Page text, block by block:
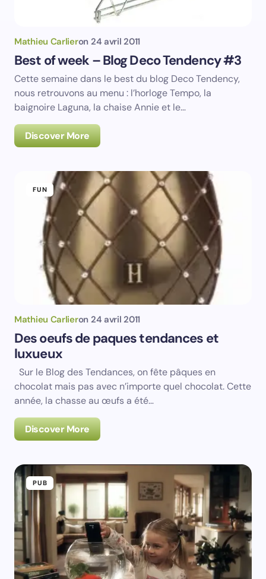
Mathieu Carlieron 24 avril 2011
Best of week – Blog Deco Tendency #3
Cette semaine dans le best du blog Deco Tendency,
nous retrouvons au menu : l’horloge Tempo, la
baignoire Laguna, la chaise Annie et le…
Discover More
FUN
Mathieu Carlieron 24 avril 2011
Des oeufs de paques tendances et
luxueux
Sur le Blog des Tendances, on fête pâques en
chocolat mais pas avec n’importe quel chocolat. Cette
année, la chasse au œufs a été…
Discover More
PUB